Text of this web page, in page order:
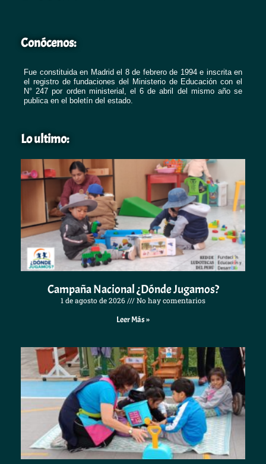
Conócenos:
Fue constituida en Madrid el 8 de febrero de 1994 e inscrita en
el registro de fundaciones del Ministerio de Educación con el
N° 247 por orden ministerial, el 6 de abril del mismo año se
publica en el boletín del estado.
Lo ultimo:
Campaña Nacional ¿Dónde Jugamos?
1 de agosto de 2026 No hay comentarios
Leer Más »